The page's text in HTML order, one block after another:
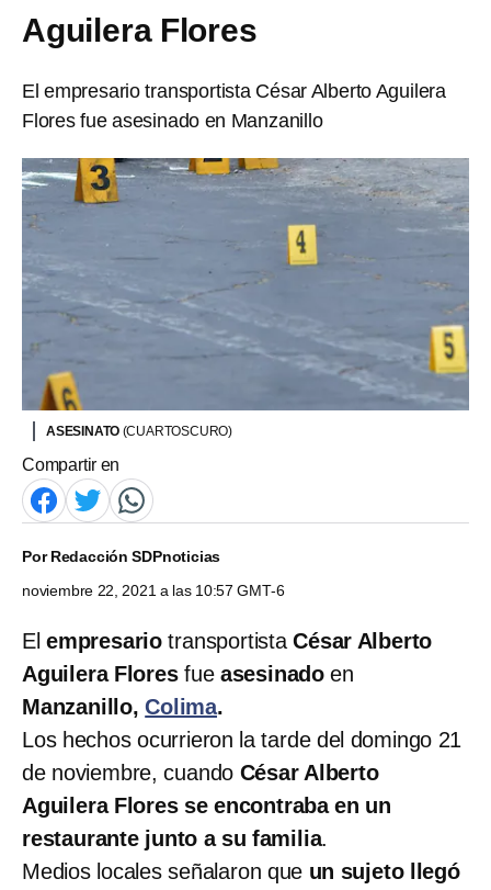
Aguilera Flores
El empresario transportista César Alberto Aguilera
Flores fue asesinado en Manzanillo
ASESINATO (CUARTOSCURO)
Compartir en
PorRedacción SDPnoticias
noviembre 22, 2021 a las 10:57 GMT-6
El empresario transportistaCésar Alberto
Aguilera Floresfue asesinado en
Manzanillo,Colima.
Los hechos ocurrieron la tarde del domingo 21
de noviembre, cuando César Alberto
Aguilera Flores se encontraba en un
restaurante junto a su familia.
Medios locales señalaron que un sujeto llegó